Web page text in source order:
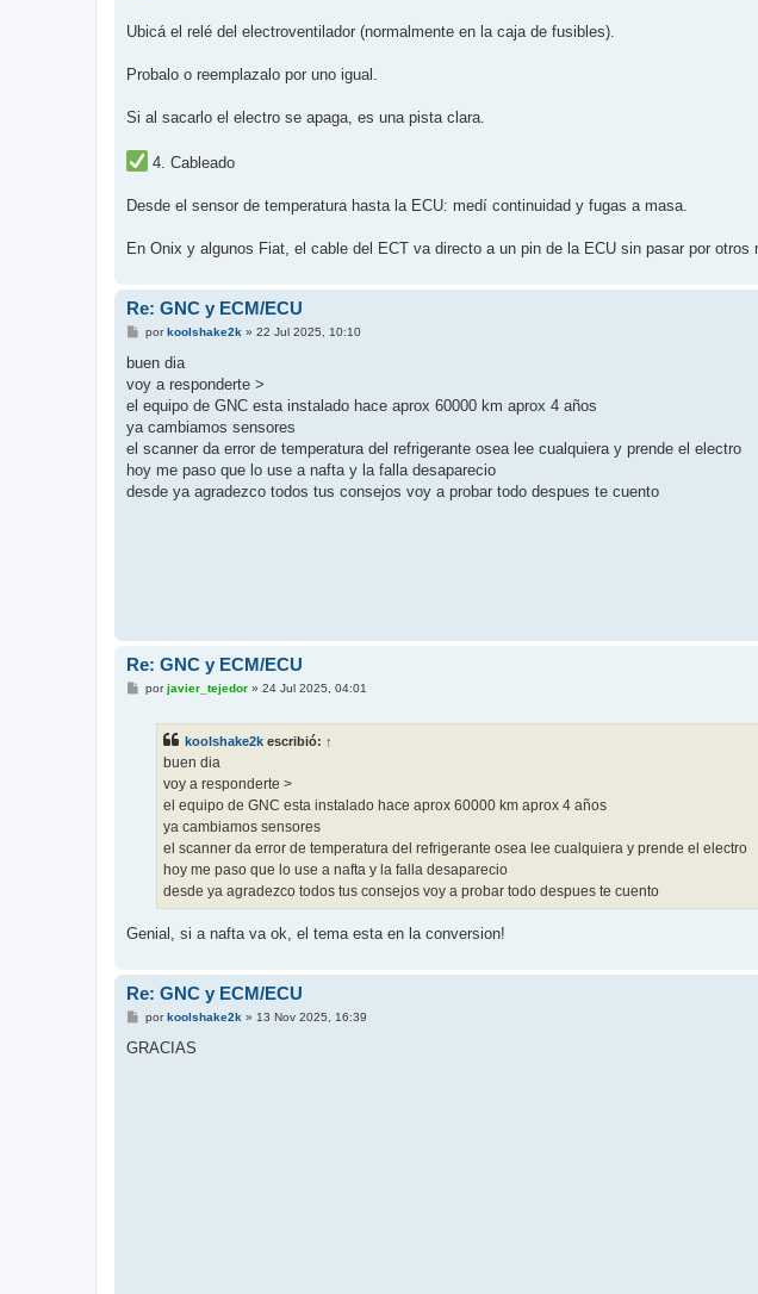
Ubicá el relé del electroventilador (normalmente en la caja de fusibles).
Probalo o reemplazalo por uno igual.
Si al sacarlo el electro se apaga, es una pista clara.
4. Cableado
Desde el sensor de temperatura hasta la ECU: medí continuidad y fugas a masa.
En Onix y algunos Fiat, el cable del ECT va directo a un pin de la ECU sin pasar por otros
Re: GNC y ECM/ECU
M
n
a
porkoolshake2k » 22 Jul 2025, 10:10
buen dia
voy a responderte >
el equipo de GNC esta instalado hace aprox 60000 km aprox 4 años
ya cambiamos sensores
el scanner da error de temperatura del refrigerante osea lee cualquiera y prende el electro
hoy me paso que lo use a nafta y la falla desaparecio
desde ya agradezco todos tus consejos voy a probar todo despues te cuento
Re: GNC y ECM/ECU
Mporjavier_tejedor» 24 Jul 2025, 04:01
koolshake2k escribió: ↑
buen dia
voy a responderte >
el equipo de GNC esta instalado hace aprox 60000 km aprox 4 años
ya cambiamos sensores
el scanner da error de temperatura del refrigerante osea lee cualquiera y prende el electro
hoy me paso que lo use a nafta y la falla desaparecio
desde ya agradezco todos tus consejos voy a probar todo despues te cuento
Genial, si a nafta va ok, el tema esta en la conversion!
Re: GNC y ECM/ECU
M
n
porkoolshake2k » 13 Nov 2025, 16:39
GRACIAS